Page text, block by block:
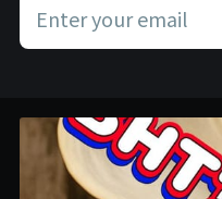
Enter your email